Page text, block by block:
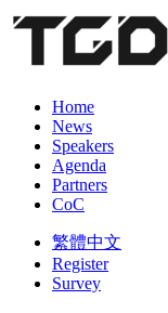
Home
News
Speakers
Agenda
Partners
CoC
繁體中文
Register
Survey